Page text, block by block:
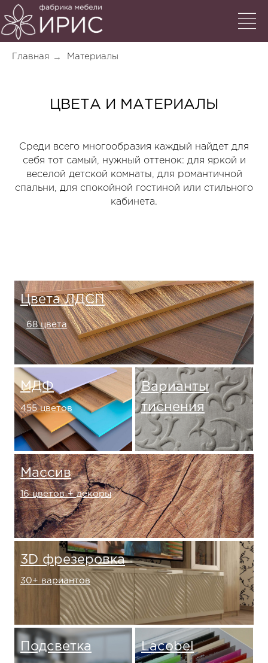
Главная → Материалы
ЦВЕТА И МАТЕРИАЛЫ
Среди всего многообразия каждый найдет для
себя тот самый, нужный оттенок: для яркой и
веселой детской комнаты, для романтичной
спальни, для спокойной гостиной или стильного
кабинета.
Цвета ЛДСП
68 цвета
Массив
16 цветов + декоры
МДФ
455 цветов
3D фрезеровка
30+ вариантов
Подсветка Lacobel
Варианты
тиснения